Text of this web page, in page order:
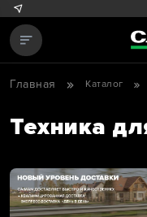
Главная Каталог
Техника